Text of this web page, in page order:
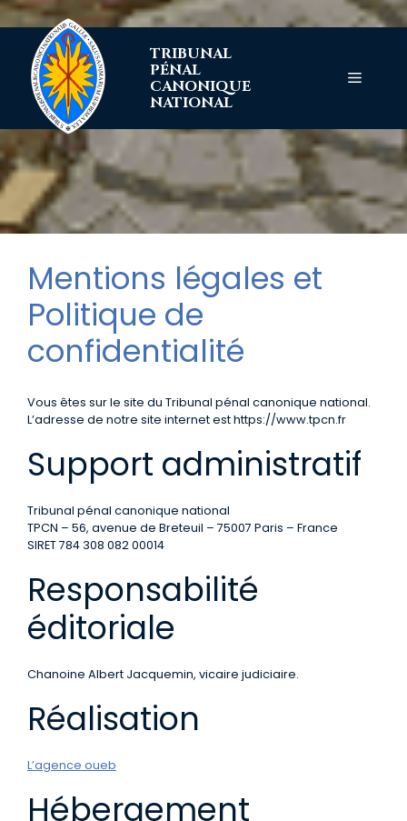
contenu
TRIBUNAL
PÉNAL
CANONIQUE
NATIONAL
Menu
Mentions légales et
Politique de
confidentialité
Vous êtes sur le site du Tribunal pénal canonique national.
L’adresse de notre site internet est https://www.tpcn.fr
Support administratif
Tribunal pénal canonique national
TPCN – 56, avenue de Breteuil – 75007 Paris – France
SIRET 784 308 082 00014
Responsabilité
éditoriale
Chanoine Albert Jacquemin, vicaire judiciaire.
Réalisation
L’agence oueb
Hébergement